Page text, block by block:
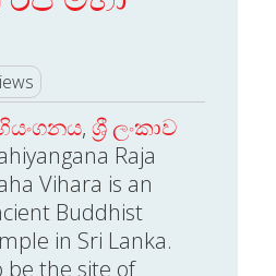
, ශ්‍රී ලංකාව
Raja
Vihara is an
Buddhist
in Sri Lanka.
be the site of